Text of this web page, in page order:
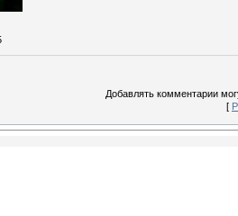
Добавлять комментарии
[